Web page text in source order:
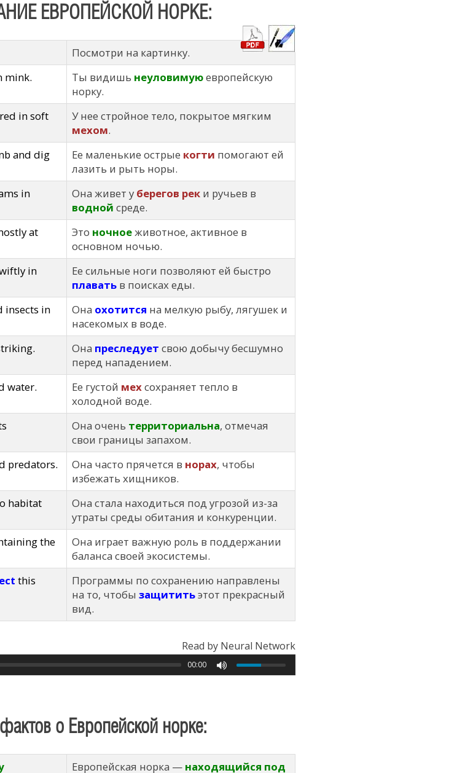
ЕВРОПЕЙСКОЙ НОРКЕ:
Посмотри на картинку.
mink. Ты видишь неуловимуюевропейскую
норку.
in soft
У нее стройное тело, покрытое мягким
мехом.
and dig
Ее маленькие острые когти помогают ей
лазить и рыть норы.
in
Она живет у берегов рек и ручьев в
водной среде.
at
Это ночноеживотное, активное в
основном ночью.
in
Ее сильные ноги позволяют ей быстро
плавать в поисках еды.
insects in
Она охотится на мелкую рыбу, лягушек и
насекомых в воде.
Она преследует свою добычу бесшумно
перед нападением.
water. Ее густой мехсохраняет тепло в
холодной воде.
Она очень территориальна, отмечая
свои границы запахом.
predators. Она часто прячется в норах, чтобы
избежать хищников.
habitat
Она стала находиться под угрозой из-за
утраты среды обитания и конкуренции.
the
Она играет важную роль в поддержании
баланса своей экосистемы.
this
Программы по сохранению направлены
на то, чтобы защититьэтот прекрасный
вид.
Read by Neural Network
00:00
о Европейской норке:
Европейская норка — находящийся под